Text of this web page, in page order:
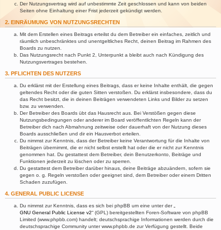
Der Nutzungsvertrag wird auf unbestimmte Zeit geschlossen und kann von beiden
Seiten ohne Einhaltung einer Frist jederzeit gekündigt werden.
2. EINRÄUMUNG VON NUTZUNGSRECHTEN
Mit dem Erstellen eines Beitrags erteilst du dem Betreiber ein einfaches, zeitlich und
räumlich unbeschränktes und unentgeltliches Recht, deinen Beitrag im Rahmen des
Boards zu nutzen.
Das Nutzungsrecht nach Punkt 2, Unterpunkt a bleibt auch nach Kündigung des
Nutzungsvertrages bestehen.
3. PFLICHTEN DES NUTZERS
Du erklärst mit der Erstellung eines Beitrags, dass er keine Inhalte enthält, die gegen
geltendes Recht oder die guten Sitten verstoßen. Du erklärst insbesondere, dass du
das Recht besitzt, die in deinen Beiträgen verwendeten Links und Bilder zu setzen
bzw. zu verwenden.
Der Betreiber des Boards übt das Hausrecht aus. Bei Verstößen gegen diese
Nutzungsbedingungen oder anderer im Board veröffentlichten Regeln kann der
Betreiber dich nach Abmahnung zeitweise oder dauerhaft von der Nutzung dieses
Boards ausschließen und dir ein Hausverbot erteilen.
Du nimmst zur Kenntnis, dass der Betreiber keine Verantwortung für die Inhalte von
Beiträgen übernimmt, die er nicht selbst erstellt hat oder die er nicht zur Kenntnis
genommen hat. Du gestattest dem Betreiber, dein Benutzerkonto, Beiträge und
Funktionen jederzeit zu löschen oder zu sperren.
Du gestattest dem Betreiber darüber hinaus, deine Beiträge abzuändern, sofern sie
gegen o. g. Regeln verstoßen oder geeignet sind, dem Betreiber oder einem Dritten
Schaden zuzufügen.
4. GENERAL PUBLIC LICENSE
Du nimmst zur Kenntnis, dass es sich bei phpBB um eine unter der „
GNU General Public License v2“ (GPL) bereitgestellten Foren-Software von phpBB
Limited (www.phpbb.com) handelt; deutschsprachige Informationen werden durch die
deutschsprachige Community unter www.phpbb.de zur Verfügung gestellt. Beide